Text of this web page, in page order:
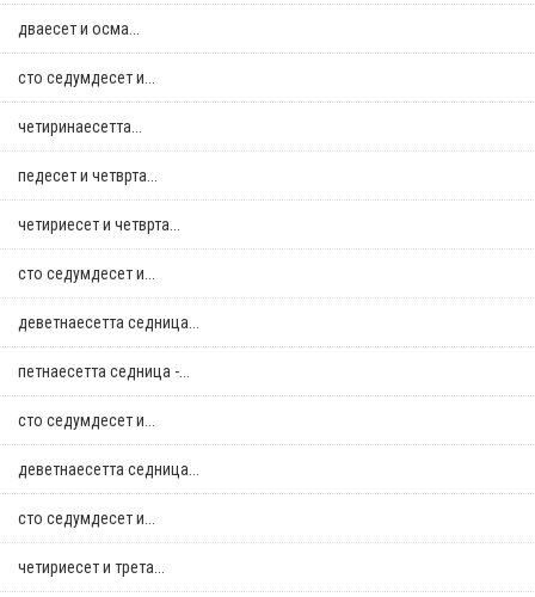
дваесет и осма...
сто седумдесет и...
четиринаесетта...
педесет и четврта...
четириесет и четврта...
сто седумдесет и...
деветнаесетта седница...
петнаесетта седница -...
сто седумдесет и...
деветнаесетта седница...
сто седумдесет и...
четириесет и трета...